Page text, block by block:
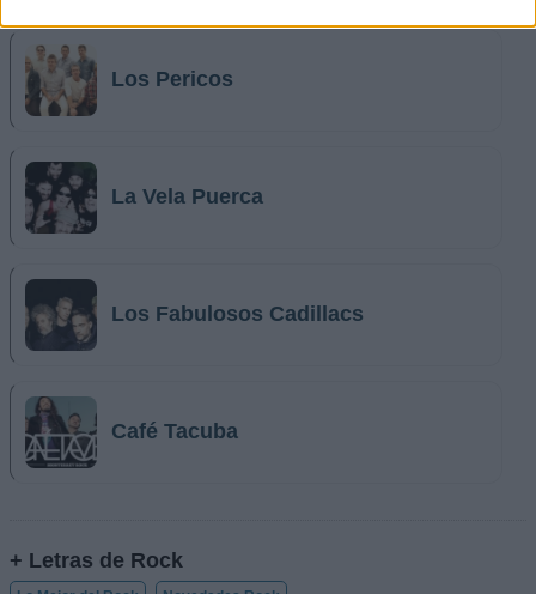
Los Pericos
La Vela Puerca
Los Fabulosos Cadillacs
Café Tacuba
+ Letras de Rock